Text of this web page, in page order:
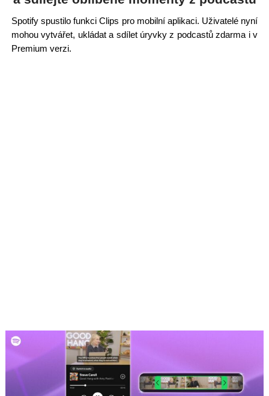
Spotify spustilo funkci Clips pro mobilní aplikaci. Uživatelé nyní
mohou vytvářet, ukládat a sdílet úryvky z podcastů zdarma i v
Premium verzi.